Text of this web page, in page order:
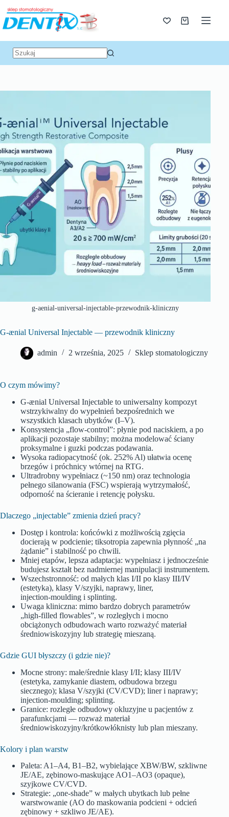
g‑aenial-universal-injectable-przewodnik-kliniczny
G‑ænial Universal Injectable — przewodnik kliniczny
admin 2 września, 2025 Sklep stomatologiczny
O czym mówimy?
G‑ænial Universal Injectable to uniwersalny kompozyt
wstrzykiwalny do wypełnień bezpośrednich we
wszystkich klasach ubytków (I–V).
Konsystencja „flow‑control”: płynie pod naciskiem, a po
aplikacji pozostaje stabilny; można modelować ściany
proksymalne i guzki podczas podawania.
Wysoka radiopacytność (ok. 252% Al) ułatwia ocenę
brzegów i próchnicy wtórnej na RTG.
Ultradrobny wypełniacz (~150 nm) oraz technologia
pełnego silanowania (FSC) wspierają wytrzymałość,
odporność na ścieranie i retencję połysku.
Dlaczego „injectable” zmienia dzień pracy?
Dostęp i kontrola: końcówki z możliwością zgięcia
docierają w podcienie; tiksotropia zapewnia płynność „na
żądanie” i stabilność po chwili.
Mniej etapów, lepsza adaptacja: wypełniasz i jednocześnie
budujesz kształt bez nadmiernej manipulacji instrumentem.
Wszechstronność: od małych klas I/II po klasy III/IV
(estetyka), klasy V/szyjki, naprawy, liner,
injection‑moulding i splinting.
Uwaga kliniczna: mimo bardzo dobrych parametrów
„high‑filled flowables”, w rozległych i mocno
obciążonych odbudowach warto rozważyć materiał
średniowiskozyjny lub strategię mieszaną.
Gdzie GUI błyszczy (i gdzie nie)?
Mocne strony: małe/średnie klasy I/II; klasy III/IV
(estetyka, zamykanie diastem, odbudowa brzegu
siecznego); klasa V/szyjki (CV/CVD); liner i naprawy;
injection‑moulding; splinting.
Granice: rozległe odbudowy okluzyjne u pacjentów z
parafunkcjami — rozważ materiał
średniowiskozyjny/krótkowłóknisty lub plan mieszany.
Kolory i plan warstw
Paleta: A1–A4, B1–B2, wybielające XBW/BW, szkliwne
JE/AE, zębinowo‑maskujące AO1–AO3 (opaque),
szyjkowe CV/CVD.
Strategie: „one‑shade” w małych ubytkach lub pełne
warstwowanie (AO do maskowania podcieni + odcień
zębinowy + szkliwo JE/AE).